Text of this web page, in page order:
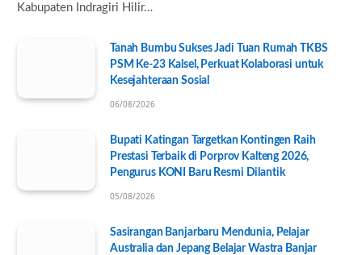
Kabupaten Indragiri Hilir…
Tanah Bumbu Sukses Jadi Tuan Rumah TKBS
PSM Ke-23 Kalsel, Perkuat Kolaborasi untuk
Kesejahteraan Sosial
06/08/2026
Bupati Katingan Targetkan Kontingen Raih
Prestasi Terbaik di Porprov Kalteng 2026,
Pengurus KONI Baru Resmi Dilantik
05/08/2026
Sasirangan Banjarbaru Mendunia, Pelajar
Australia dan Jepang Belajar Wastra Banjar